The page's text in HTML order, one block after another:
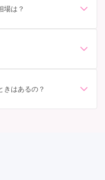
体型に合ったサイズを
や帯、草履など）を確
ます。 お店選び: 評判や
場は？
ランド物になると、それ
行わる場合が多いです
きはあるの？